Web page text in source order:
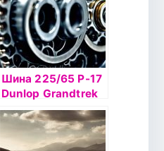
Шина 225/65 Р-17
Dunlop Grandtrek
PT2 101H б/к